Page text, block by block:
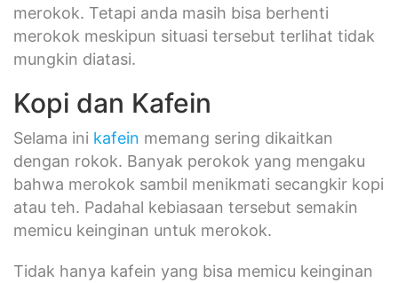
merokok. Tetapi anda masih bisa berhenti
merokok meskipun situasi tersebut terlihat tidak
mungkin diatasi.
Kopi dan Kafein
Selama ini kafein memang sering dikaitkan
dengan rokok. Banyak perokok yang mengaku
bahwa merokok sambil menikmati secangkir kopi
atau teh. Padahal kebiasaan tersebut semakin
memicu keinginan untuk merokok.
Tidak hanya kafein yang bisa memicu keinginan